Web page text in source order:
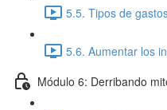
5.5. Tipos de
5.6. Aumentar los
Módulo 6: Derribando